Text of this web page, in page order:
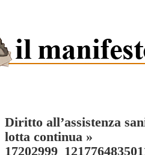
Diritto all’assistenza
lotta continua »